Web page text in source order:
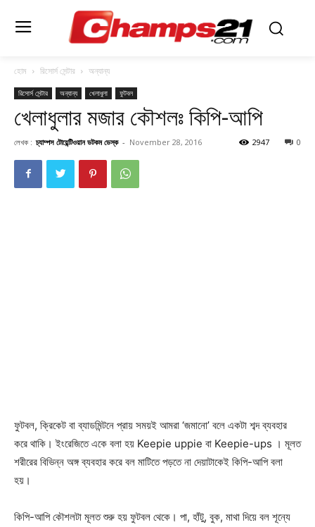
হোম রিসোর্স সেন্টার অন্যান্য
রিসোর্স সেন্টার অন্যান্য খেলাধুলা ফুটবল
খেলাধুলার মজার কৌশলঃ কিপি-আপি
লেখক : চ্যাম্পস টোয়েন্টিওয়ান ডটকম ডেস্ক - November 28, 2016 0
2947
ফুটবল, ক্রিকেট বা ব্যাডমিন্টনে প্রায় সময়ই আমরা ‘জমানো’ বলে একটা শব্দ ব্যবহার
করে থাকি। ইংরেজিতে একে বলা হয় Keepie uppie বা Keepie-ups । মূলত
শরীরের বিভিন্ন অঙ্গ ব্যবহার করে বল মাটিতে পড়তে না দেয়াটাকেই কিপি-আপি বলা
হয়।
কিপি-আপি কৌশলটা মূলত শুরু হয় ফুটবল থেকে। পা, হাঁটু, বুক, মাথা দিয়ে বল শূন্যে